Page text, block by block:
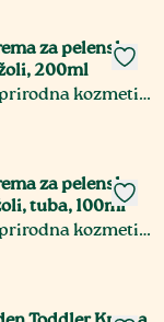
za pelensku
200ml
LAVINA prirodna kozmetika
za pelensku
tuba, 100ml
LAVINA prirodna kozmetika